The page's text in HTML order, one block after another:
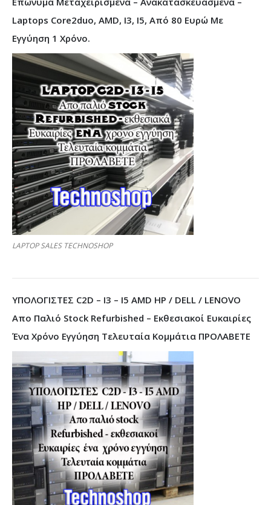
Laptops Core2duo, AMD, I3, I5, Από 80 Ευρώ Με
Εγγύηση 1 Χρόνο.
LAPTOP SALES TECHNOSHOP
ΥΠΟΛΟΓΙΣΤΕΣ C2D – I3 – I5 AMD HP / DELL / LENOVO
Απο Παλιό Stock Refurbished – Εκθεσιακοί Ευκαιρίες
Ένα Χρόνο Εγγύηση Τελευταία Κομμάτια ΠΡΟΛΑΒΕΤΕ